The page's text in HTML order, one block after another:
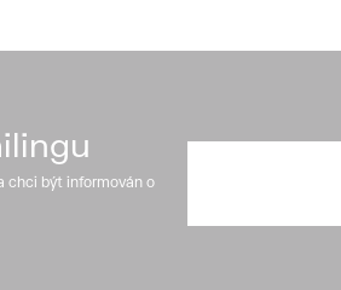
chci být informován o